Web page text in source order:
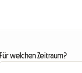
Für welchen Zeitraum?